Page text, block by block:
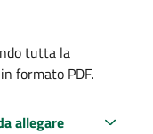
tutta la
formato PDF.
allegare